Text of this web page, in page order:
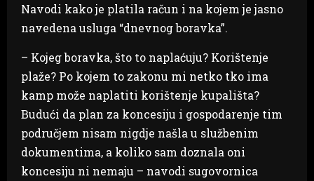
Navodi kako je platila račun i na kojem je jasno
navedena usluga “dnevnog boravka”.
– Kojeg boravka, što to naplaćuju? Korištenje
plaže? Po kojem to zakonu mi netko tko ima
kamp može naplatiti korištenje kupališta?
Budući da plan za koncesiju i gospodarenje tim
područjem nisam nigdje našla u službenim
dokumentima, a koliko sam doznala oni
koncesiju ni nemaju – navodi sugovornica